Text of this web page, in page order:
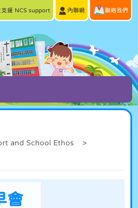
支援 NCS support 內聯網 聯絡我們
and School Ethos
>
會